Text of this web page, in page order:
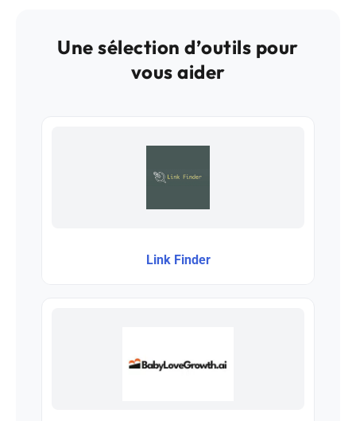
Une sélection d’outils pour
vous aider
Link Finder